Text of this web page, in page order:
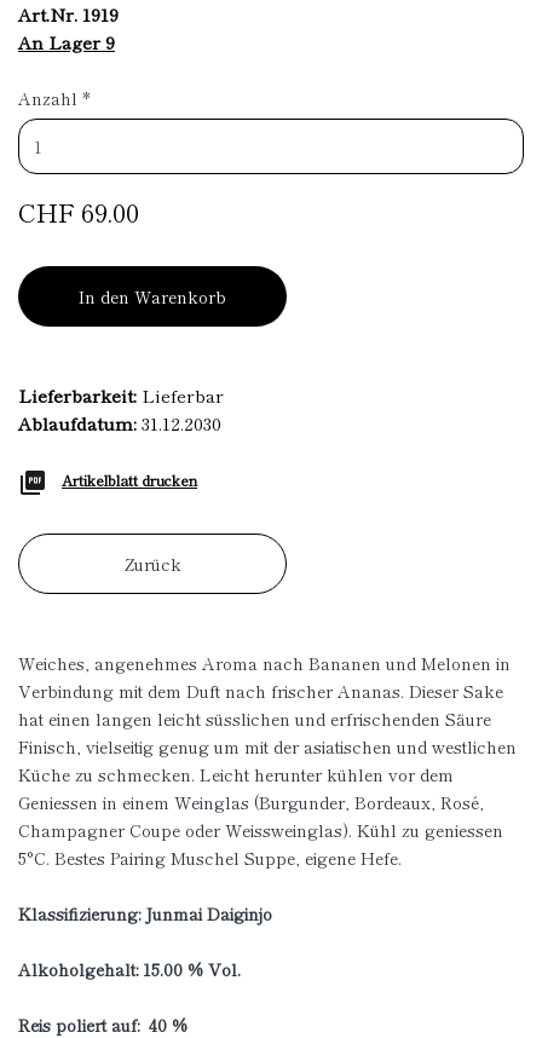
Art.Nr. 1919
An Lager 9
Anzahl *
CHF 69.00
In den Warenkorb
Lieferbarkeit: Lieferbar
Ablaufdatum:31.12.2030
Artikelblatt drucken
Zurück
Weiches, angenehmes Aroma nach Bananen und Melonen in
Verbindung mit dem Duft nach frischer Ananas. Dieser Sake
hat einen langen leicht süsslichen und erfrischenden Säure
Finisch, vielseitig genug um mit der asiatischen und westlichen
Küche zu schmecken. Leicht herunter kühlen vor dem
Geniessen in einem Weinglas (Burgunder, Bordeaux, Rosé,
Champagner Coupe oder Weissweinglas). Kühl zu geniessen
5°C. Bestes Pairing Muschel Suppe, eigene Hefe.
Klassifizierung: Junmai Daiginjo
Alkoholgehalt: 15.00 % Vol.
Reis poliert auf: 40 %